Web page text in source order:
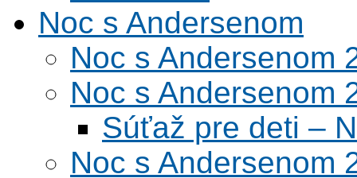
Noc s Andersenom
Noc s Andersenom
Noc s Andersenom
Súťaž pre deti –
Noc s Andersenom